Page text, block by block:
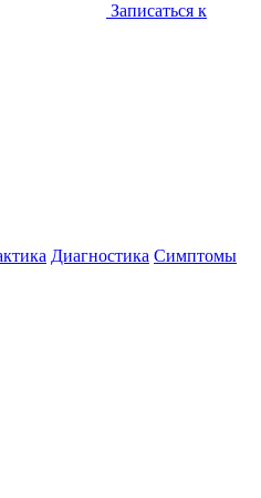
Записаться к
Диагностика Симптомы